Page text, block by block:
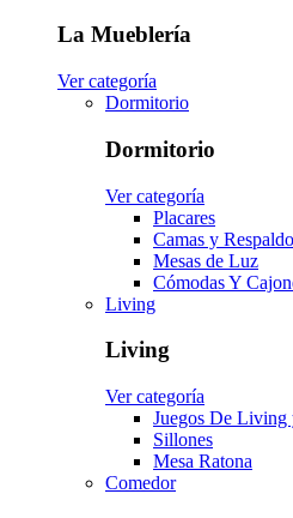
La Mueblería
Ver categoría
Dormitorio
Dormitorio
Ver categoría
Placares
Camas y
Mesas de Luz
Cómodas Y
Living
Living
Ver categoría
Juegos De Living
Sillones
Mesa Ratona
Comedor